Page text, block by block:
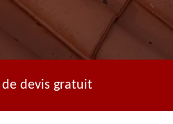
de devis gratuit